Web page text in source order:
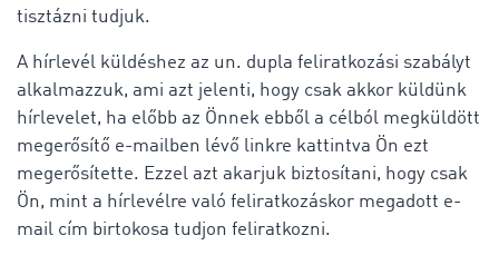
tisztázni tudjuk.
A hírlevél küldéshez az un. dupla feliratkozási szabályt
alkalmazzuk, ami azt jelenti, hogy csak akkor küldünk
hírlevelet, ha előbb az Önnek ebből a célból megküldött
megerősítő e-mailben lévő linkre kattintva Ön ezt
megerősítette. Ezzel azt akarjuk biztosítani, hogy csak
Ön, mint a hírlevélre való feliratkozáskor megadott e-
mail cím birtokosa tudjon feliratkozni.